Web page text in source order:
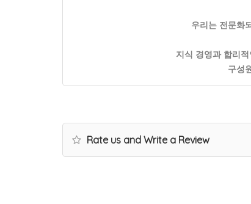
우리는 전문화
지식 경영과 합리
구성
Rate us and Write a Review